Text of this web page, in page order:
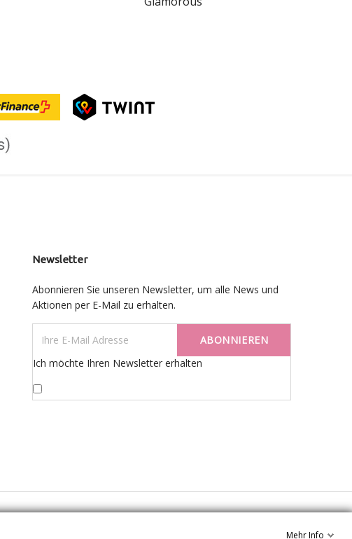
Newsletter
Abonnieren Sie unseren Newsletter, um alle News und
Aktionen per E-Mail zu erhalten.
ABONNIEREN
Ich möchte Ihren Newsletter erhalten
Mehr Info